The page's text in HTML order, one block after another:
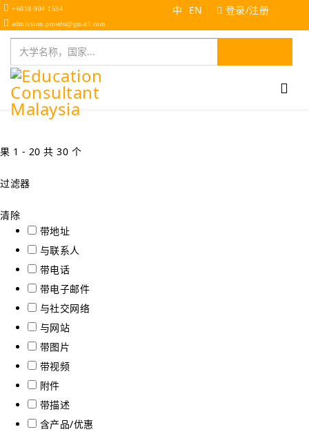
+6018-904 1534
admission.proedu@gmail.com
中 EN 登录/注册
1 - 20 共 30 个
过滤器
清除
带地址
与联系人
带电话
带电子邮件
与社交网络
与网站
带图片
带视频
附件
带描述
含产品/优惠